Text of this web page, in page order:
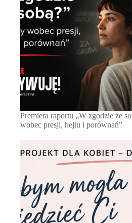
Premiera raportu „W zgodzie ze
wobec presji, hejtu i porównań”